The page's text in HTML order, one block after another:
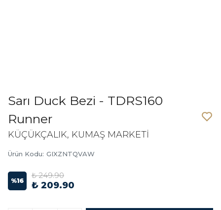
Sarı Duck Bezi - TDRS160
Runner
KÜÇÜKÇALIK, KUMAŞ MARKETİ
Ürün Kodu: GIXZNTQVAW
%16
₺ 249.90
₺ 209.90